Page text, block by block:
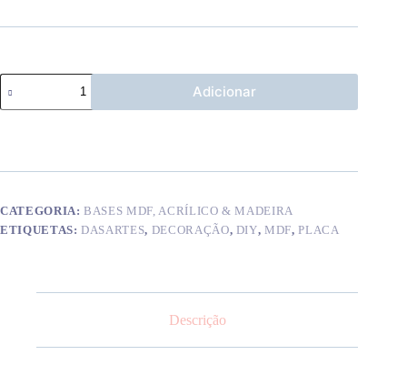
Quantidade
de
Placa
Adicionar
CATEGORIA:BASES MDF, ACRÍLICO & MADEIRA
ETIQUETAS:DASARTES, DECORAÇÃO, DIY,MDF,PLACA
Descrição